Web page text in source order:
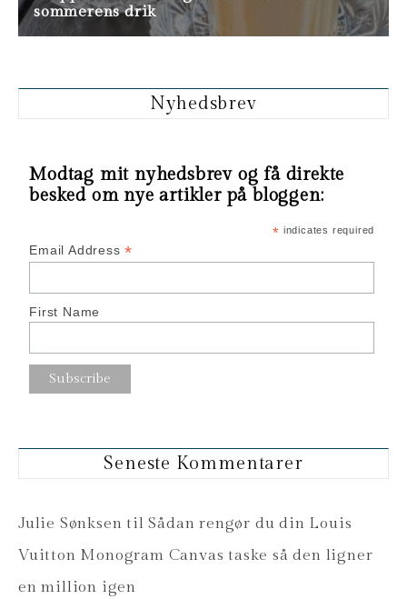
Nyhedsbrev
Modtag mit nyhedsbrev og få direkte
besked om nye artikler på bloggen:
* indicates required
Email Address*
First Name
Seneste Kommentarer
Julie Sønksen tilSådan rengør du din Louis
Vuitton Monogram Canvas taske så den ligner
en million igen